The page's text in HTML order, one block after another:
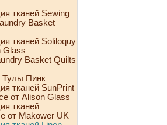
тканей Sewing
Basket
тканей Soliloquy
Glass
Basket Quilts
Тулы Пинк
тканей SunPrint
от Alison Glass
тканей
от Makower UK